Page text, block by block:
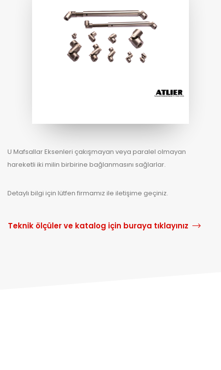
U Mafsallar Eksenleri çakışmayan veya paralel olmayan
hareketli iki milin birbirine bağlanmasını sağlarlar.
Detaylı bilgi için lütfen firmamız ile iletişime geçiniz.
Teknik ölçüler ve katalog için buraya tıklayınız